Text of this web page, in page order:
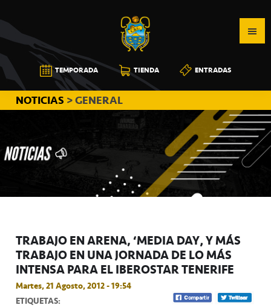
a
la
navegación
principal
al
contenido
principal
a
la
barra
lateral
principal
CB
CANARIAS
TEMPORADA TIENDA ENTRADAS
NOTICIAS > GENERAL
TRABAJO EN ARENA, ‘MEDIA DAY’ Y MÁS
TRABAJO EN UNA JORNADA DE LO MÁS
INTENSA PARA EL IBEROSTAR TENERIFE
Martes, 21 Agosto, 2012 - 19:54
ETIQUETAS: